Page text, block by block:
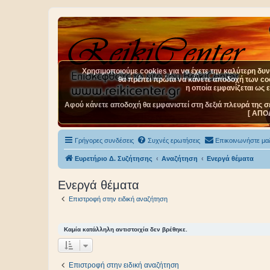
Γρήγορες συνδέσεις Συχνές ερωτήσεις Επικοινωνήστε
Ευρετήριο Δ. Συζήτησης Αναζήτηση Ενεργά θέματα
Ενεργά θέματα
Επιστροφή στην ειδική αναζήτηση
Καμία κατάλληλη αντιστοιχία δεν βρέθηκε.
Επιστροφή στην ειδική αναζήτηση
Χρησιμοποιούμε cookies για να έχετε την καλύτερη
θα πρέπει πρώτα να κάνετε αποδοχή των
η οποία εμφανίζεται ως
Αφού κάνετε αποδοχή θα εμφανιστεί στη δεξιά πλευρά
[